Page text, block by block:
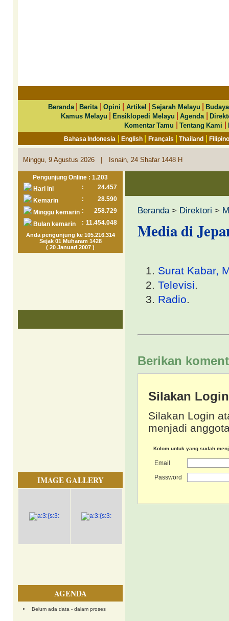
Beranda|Berita Opini Artikel |Sejarah Melayu |
Kamus Melayu
|Ensiklopedi Melayu |Agenda |
Komentar Tamu
|Tentang Kami |
Bahasa Indonesia |English Français |Thailand |
Minggu, 9 Agustus 2026 | Isnain, 24 Shafar 1448 H
Pengunjung Online : 1.203
Hari ini
:
24.457
Kemarin
:
28.590
Minggu kemarin :
258.729
Bulan kemarin
: 11.454.048
Anda pengunjung ke 105.216.314
Sejak 01 Muharam 1428
( 20 Januari 2007 )
IMAGE GALLERY
AGENDA
Belum ada data - dalam proses
Beranda> Direktori >
Media di
Surat Kabar,
Televisi.
Radio.
Berikan
Silakan
Silakan Login
menjadi
Kolom untuk yang sudah
Email
Password